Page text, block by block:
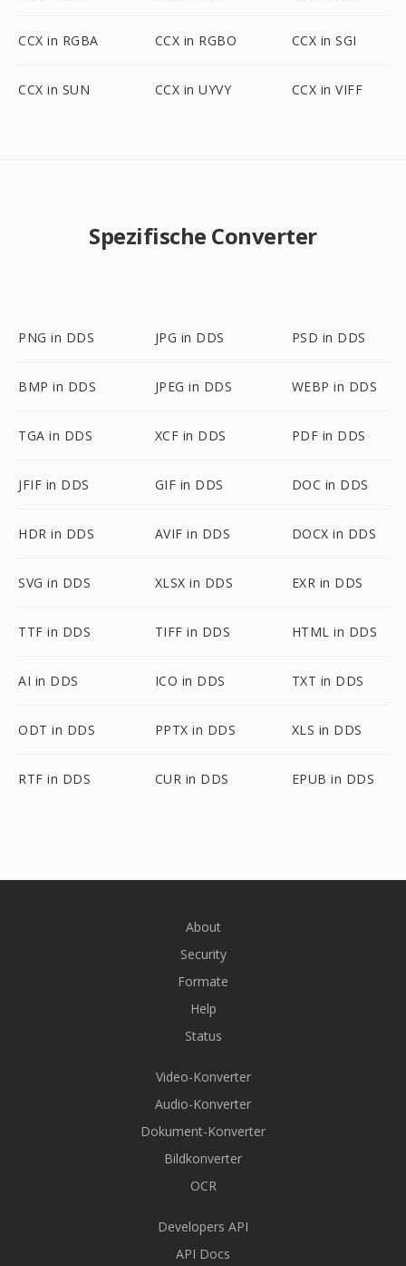
CCX in RGBA CCX in RGBO CCX in SGI
CCX in SUN CCX in UYVY CCX in VIFF
Spezifische Converter
PNG in DDS JPG in DDS PSD in DDS
BMP in DDS JPEG in DDS WEBP in DDS
TGA in DDS XCF in DDS PDF in DDS
JFIF in DDS GIF in DDS DOC in DDS
HDR in DDS AVIF in DDS DOCX in DDS
SVG in DDS XLSX in DDS EXR in DDS
TTF in DDS TIFF in DDS HTML in DDS
AI in DDS ICO in DDS TXT in DDS
ODT in DDS PPTX in DDS XLS in DDS
RTF in DDS CUR in DDS EPUB in DDS
About
Security
Formate
Help
Status
Video-Konverter
Audio-Konverter
Dokument-Konverter
Bildkonverter
OCR
Developers API
API Docs